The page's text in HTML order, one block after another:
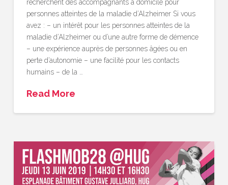
recherchent des accompagnants à domicile pour
personnes atteintes de la maladie d’Alzheimer Si vous
avez : – un intérêt pour les personnes atteintes de la
maladie d’Alzheimer ou d’une autre forme de démence
– une expérience auprès de personnes âgées ou en
perte d’autonomie – une facilité pour les contacts
humains – de la …
Read More